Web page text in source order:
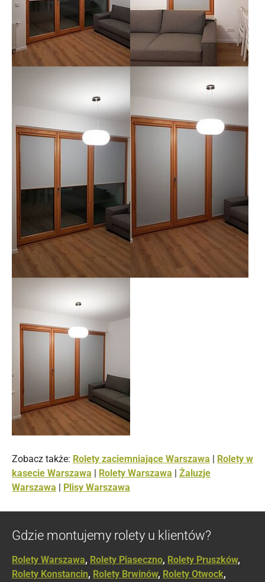
Zobacz także: Rolety zaciemniające Warszawa
Rolety w
kasecie Warszawa
Rolety Warszawa
Żaluzje
Warszawa
Plisy Warszawa
Gdzie montujemy rolety u klientów?
Rolety Warszawa, Rolety Piaseczno, Rolety Pruszków,
Rolety Konstancin, Rolety Brwinów, Rolety Otwock,